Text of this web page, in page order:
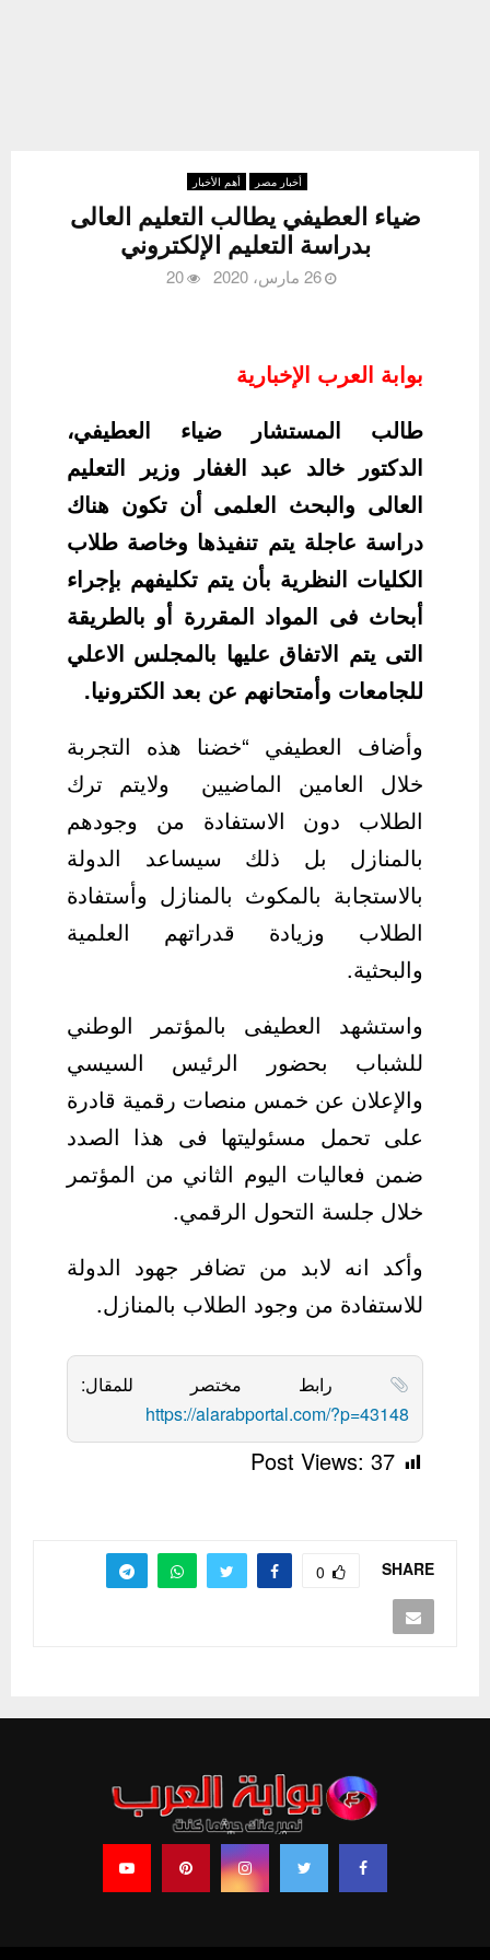
أخبار مصر أهم الأخبار
ضياء العطيفي يطالب التعليم العالى
بدراسة التعليم الإلكتروني
26 مارس، 2020 20
بوابة العرب الإخبارية
طالب المستشار ضياء العطيفي،
الدكتور خالد عبد الغفار وزير التعليم
العالى والبحث العلمى أن تكون هناك
دراسة عاجلة يتم تنفيذها وخاصة طلاب
الكليات النظرية بأن يتم تكليفهم بإجراء
أبحاث فى المواد المقررة أو بالطريقة
التى يتم الاتفاق عليها بالمجلس الاعلي
للجامعات وأمتحانهم عن بعد الكترونيا.
وأضاف العطيفي “خضنا هذه التجربة
خلال العامين الماضيين ولايتم ترك
الطلاب دون الاستفادة من وجودهم
بالمنازل بل ذلك سيساعد الدولة
بالاستجابة بالمكوث بالمنازل وأستفادة
الطلاب وزيادة قدراتهم العلمية
والبحثية.
واستشهد العطيفى بالمؤتمر الوطني
للشباب بحضور الرئيس السيسي
والإعلان عن خمس منصات رقمية قادرة
على تحمل مسئوليتها فى هذا الصدد
ضمن فعاليات اليوم الثاني من المؤتمر
خلال جلسة التحول الرقمي.
وأكد انه لابد من تضافر جهود الدولة
للاستفادة من وجود الطلاب بالمنازل.
رابط مختصر للمقال:
https://alarabportal.com/?p=43148
Post Views: 37
SHARE
0